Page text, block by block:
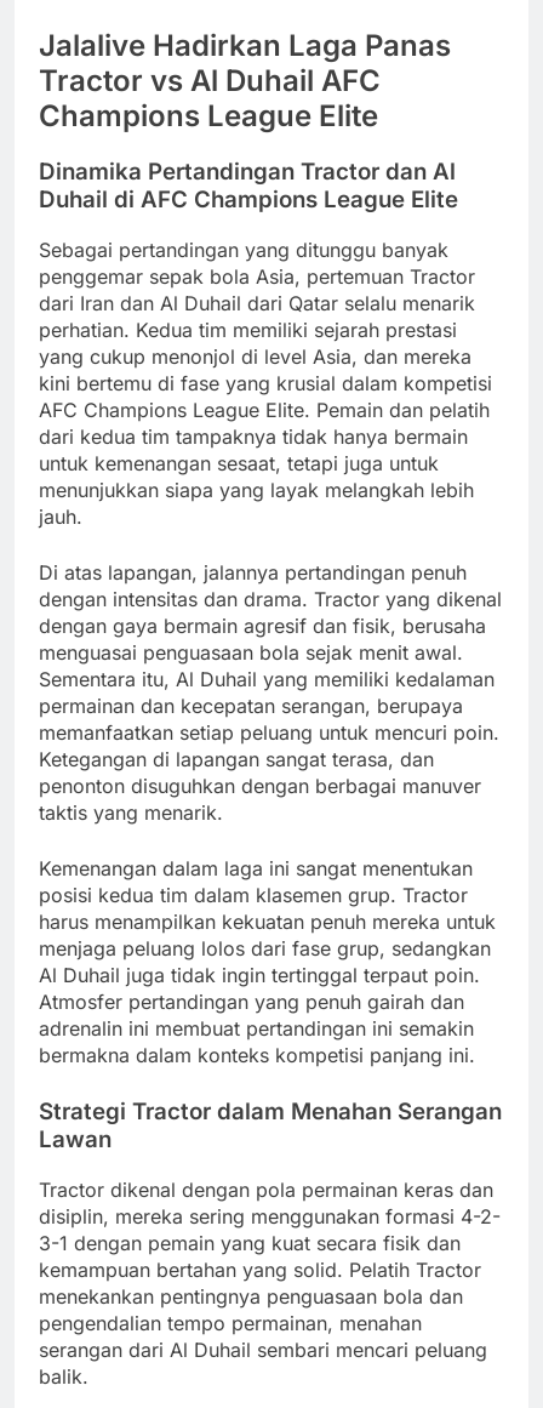
Jalalive Hadirkan Laga Panas
Tractor vs Al Duhail AFC
Champions League Elite
Dinamika Pertandingan Tractor dan Al
Duhail di AFC Champions League Elite
Sebagai pertandingan yang ditunggu banyak
penggemar sepak bola Asia, pertemuan Tractor
dari Iran dan Al Duhail dari Qatar selalu menarik
perhatian. Kedua tim memiliki sejarah prestasi
yang cukup menonjol di level Asia, dan mereka
kini bertemu di fase yang krusial dalam kompetisi
AFC Champions League Elite. Pemain dan pelatih
dari kedua tim tampaknya tidak hanya bermain
untuk kemenangan sesaat, tetapi juga untuk
menunjukkan siapa yang layak melangkah lebih
jauh.
Di atas lapangan, jalannya pertandingan penuh
dengan intensitas dan drama. Tractor yang dikenal
dengan gaya bermain agresif dan fisik, berusaha
menguasai penguasaan bola sejak menit awal.
Sementara itu, Al Duhail yang memiliki kedalaman
permainan dan kecepatan serangan, berupaya
memanfaatkan setiap peluang untuk mencuri poin.
Ketegangan di lapangan sangat terasa, dan
penonton disuguhkan dengan berbagai manuver
taktis yang menarik.
Kemenangan dalam laga ini sangat menentukan
posisi kedua tim dalam klasemen grup. Tractor
harus menampilkan kekuatan penuh mereka untuk
menjaga peluang lolos dari fase grup, sedangkan
Al Duhail juga tidak ingin tertinggal terpaut poin.
Atmosfer pertandingan yang penuh gairah dan
adrenalin ini membuat pertandingan ini semakin
bermakna dalam konteks kompetisi panjang ini.
Strategi Tractor dalam Menahan Serangan
Lawan
Tractor dikenal dengan pola permainan keras dan
disiplin, mereka sering menggunakan formasi 4-2-
3-1 dengan pemain yang kuat secara fisik dan
kemampuan bertahan yang solid. Pelatih Tractor
menekankan pentingnya penguasaan bola dan
pengendalian tempo permainan, menahan
serangan dari Al Duhail sembari mencari peluang
balik.